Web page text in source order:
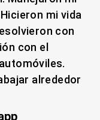
mi vida
con
con el
alrededor